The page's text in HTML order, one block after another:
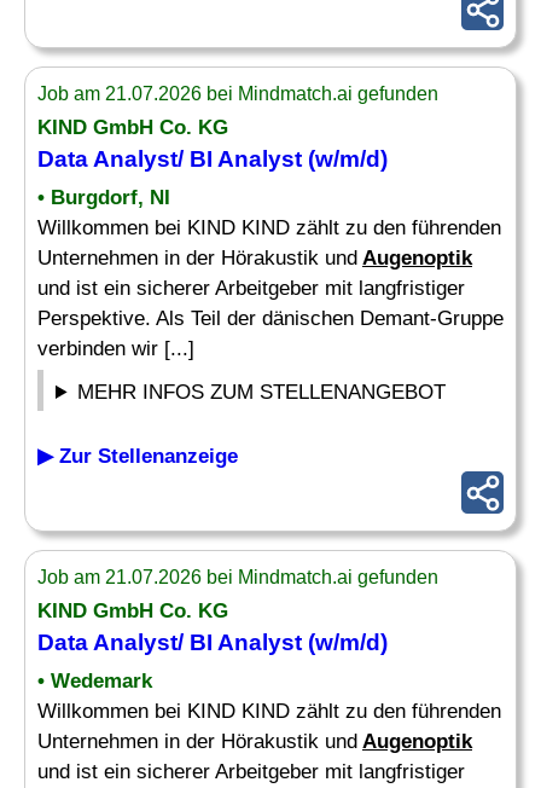
Job am 21.07.2026 bei Mindmatch.ai gefunden
KIND GmbH Co. KG
Data Analyst/ BI Analyst (w/m/d)
• Burgdorf, NI
Willkommen bei KIND KIND zählt zu den führenden
Unternehmen in der Hörakustik und Augenoptik
und ist ein sicherer Arbeitgeber mit langfristiger
Perspektive. Als Teil der dänischen Demant-Gruppe
verbinden wir [...]
MEHR INFOS ZUM STELLENANGEBOT
▶ Zur Stellenanzeige
Job am 21.07.2026 bei Mindmatch.ai gefunden
KIND GmbH Co. KG
Data Analyst/ BI Analyst (w/m/d)
• Wedemark
Willkommen bei KIND KIND zählt zu den führenden
Unternehmen in der Hörakustik und Augenoptik
und ist ein sicherer Arbeitgeber mit langfristiger